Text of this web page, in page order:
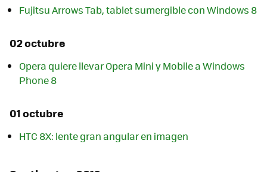
Fujitsu Arrows Tab, tablet sumergible con Windows 8
02 octubre
Opera quiere llevar Opera Mini y Mobile a Windows
Phone 8
01 octubre
HTC 8X: lente gran angular en imagen